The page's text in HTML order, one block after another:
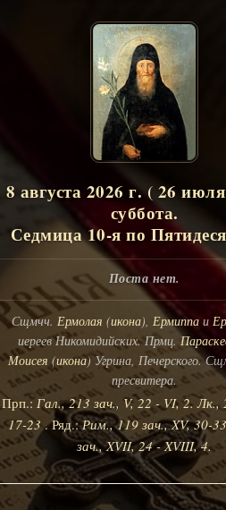
8 августа 2026 г. ( 26
суббота.
Седмица 10-я по
Поста нет.
Сщмчч. Ермолая (икона), Ермиппаи
иереев Никомидийских. Прмц.
Моисея (икона) Угрина, Печерского.
пресвитера.
Прп.:Гал., 213 зач., V, 22 - VI, 2. Лк.,
17-23 . Ряд.:Рим., 119 зач., XV, 30-
зач., XVII, 24 - XVIII, 4.